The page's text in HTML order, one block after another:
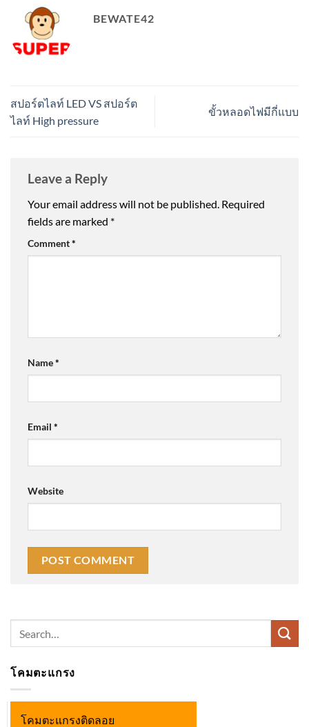
BEWATE42
สปอร์ตไลท์ LED VS สปอร์ต
ไลท์ High pressure
ขั้วหลอดไฟมีกี่แบบ
Leave a Reply
Your email address will not be published. Required
fields are marked *
Comment*
Name*
Email *
Website
โคมตะแกรง
โคมตะแกรงติดลอย